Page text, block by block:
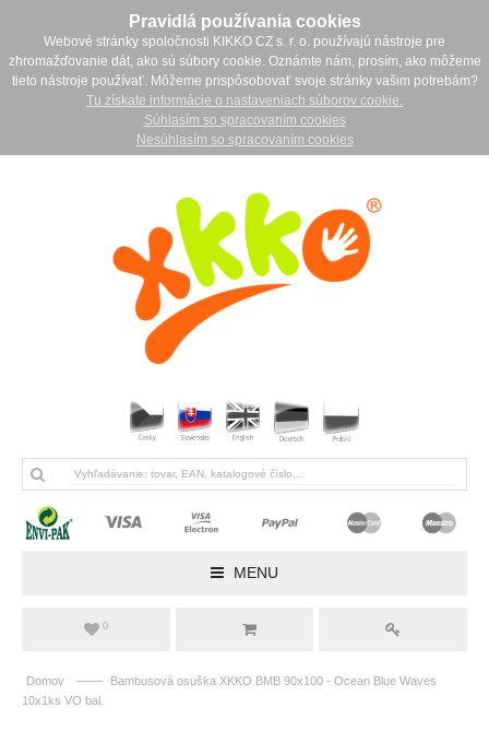
Pravidlá používania cookies
Webové stránky spoločnosti KIKKO CZ s. r. o. používajú nástroje pre
zhromažďovanie dát, ako sú súbory cookie. Oznámte nám, prosím, ako môžeme
tieto nástroje používať. Môžeme prispôsobovať svoje stránky vašim potrebám?
Tu získate informácie o nastaveniach súborov cookie.
Súhlasím so spracovaním cookies
Nesúhlasím so spracovaním cookies
MENU
0
Domov ——
Bambusová osuška XKKO BMB 90x100 - Ocean Blue Waves
10x1ks VO bal.